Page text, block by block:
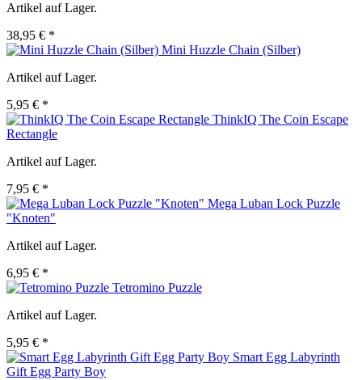
Artikel auf Lager.
38,95 € *
Mini Huzzle Chain (Silber)
Artikel auf Lager.
5,95 € *
ThinkIQ The Coin Escape
Rectangle
Artikel auf Lager.
7,95 € *
Mega Luban Lock Puzzle
"Knoten"
Artikel auf Lager.
6,95 € *
Tetromino Puzzle
Artikel auf Lager.
5,95 € *
Smart Egg Labyrinth
Gift Egg Party Boy